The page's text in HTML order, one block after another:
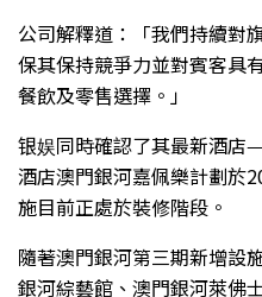
公司解釋道：「我們持續對
保其保持競爭力並對賓客具
餐飲及零售選擇。」
银娱同時確認了其最新酒店
酒店澳門銀河嘉佩樂計劃於
施目前正處於裝修階段。
隨著澳門銀河第三期新增設
銀河綜藝館、澳門銀河萊佛